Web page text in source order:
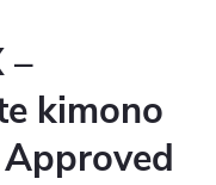
–
kimono